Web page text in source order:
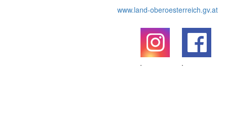
www.land-oberoesterreich.gv.at
.
.